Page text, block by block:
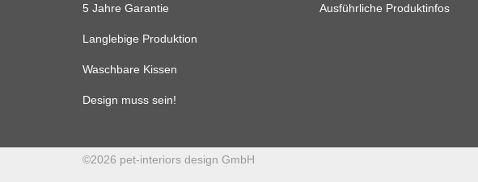
5 Jahre Garantie
Langlebige Produktion
Waschbare Kissen
Design muss sein!
Ausführliche Produktinfos
©2026 pet-interiors design GmbH